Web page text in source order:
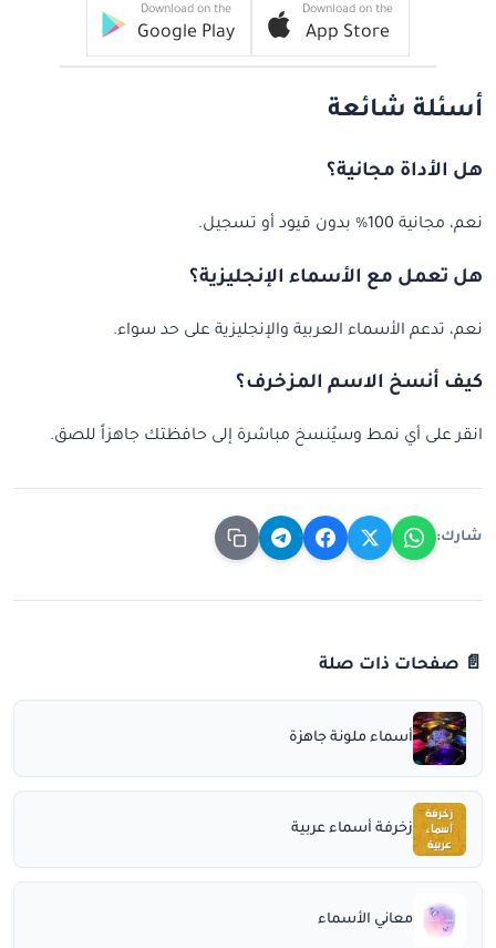
Download on the
App Store
Download on the
Google Play
أسئلة شائعة
هل الأداة مجانية؟
نعم، مجانية 100% بدون قيود أو تسجيل.
هل تعمل مع الأسماء الإنجليزية؟
نعم، تدعم الأسماء العربية والإنجليزية على حد سواء.
كيف أنسخ الاسم المزخرف؟
انقر على أي نمط وسيُنسخ مباشرة إلى حافظتك جاهزاً للصق.
شارك:
📄 صفحات ذات صلة
أسماء ملونة جاهزة
زخرفة أسماء عربية
معاني الأسماء